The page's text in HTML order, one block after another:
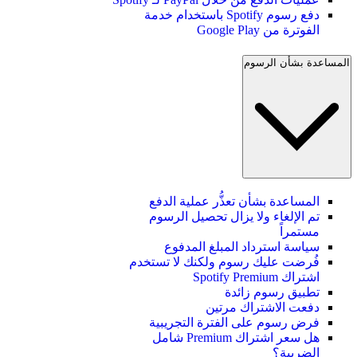
دفع رسوم Spotify باستخدام خدمة
الفوترة من Google Play
المساعدة بشأن الرسوم
المساعدة بشأن تعذُّر عملية الدفع
تم الإلغاء ولا يزال تحصيل الرسوم
مستمراً
سياسة استرداد المبلغ المدفوع
فُرضت عليك رسوم ولكنك لا تستخدم
اشتراك Spotify Premium
تطبيق رسوم زائدة
دفعت الاشتراك مرتين
فرض رسوم على الفترة التجريبية
هل سعر اشتراك Premium شامل
الضريبة؟